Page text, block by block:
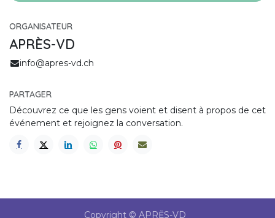
ORGANISATEUR
APRÈS-VD
info@apres-vd.ch
PARTAGER
Découvrez ce que les gens voient et disent à propos de cet
événement et rejoignez la conversation.
Copyright © APRẼS-VD